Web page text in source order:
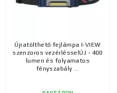
Újratölthető fejlámpa I-VIEW
szenzoros vezérlésselÚJ - 400
lumen és folyamatos
fényszabály ...